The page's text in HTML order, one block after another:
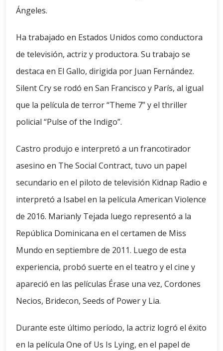
Ángeles.
Ha trabajado en Estados Unidos como conductora
de televisión, actriz y productora. Su trabajo se
destaca en El Gallo, dirigida por Juan Fernández.
Silent Cry se rodó en San Francisco y París, al igual
que la película de terror “Theme 7” y el thriller
policial “Pulse of the Indigo”.
Castro produjo e interpretó a un francotirador
asesino en The Social Contract, tuvo un papel
secundario en el piloto de televisión Kidnap Radio e
interpretó a Isabel en la película American Violence
de 2016. Marianly Tejada luego representó a la
República Dominicana en el certamen de Miss
Mundo en septiembre de 2011. Luego de esta
experiencia, probó suerte en el teatro y el cine y
apareció en las películas Érase una vez, Cordones
Necios, Bridecon, Seeds of Power y Lia.
Durante este último período, la actriz logró el éxito
en la película One of Us Is Lying, en el papel de